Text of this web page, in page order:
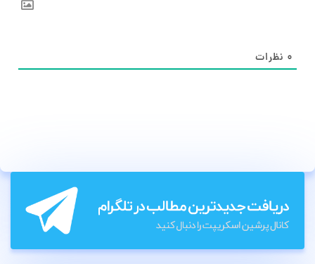
۰ نظرات